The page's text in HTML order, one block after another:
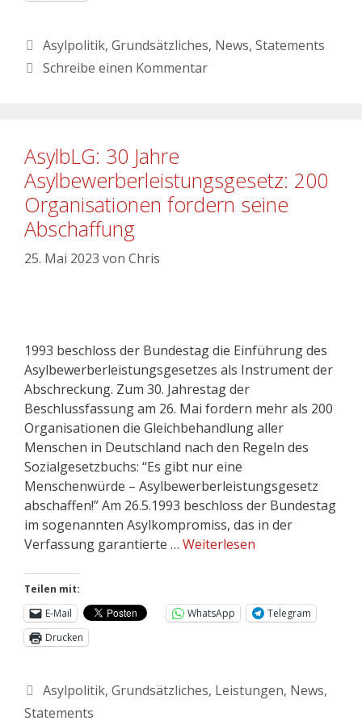
Asylpolitik, Grundsätzliches, News, Statements
Schreibe einen Kommentar
AsylbLG: 30 Jahre
Asylbewerberleistungsgesetz: 200
Organisationen fordern seine
Abschaffung
25. Mai 2023 von Chris
1993 beschloss der Bundestag die Einführung des
Asylbewerberleistungsgesetzes als Instrument der
Abschreckung. Zum 30. Jahrestag der
Beschlussfassung am 26. Mai fordern mehr als 200
Organisationen die Gleichbehandlung aller
Menschen in Deutschland nach den Regeln des
Sozialgesetzbuchs: “Es gibt nur eine
Menschenwürde – Asylbewerberleistungsgesetz
abschaffen!” Am 26.5.1993 beschloss der Bundestag
im sogenannten Asylkompromiss, das in der
Verfassung garantierte … Weiterlesen
Teilen mit:
E-Mail
WhatsApp
Telegram
Drucken
Asylpolitik, Grundsätzliches, Leistungen, News,
Statements